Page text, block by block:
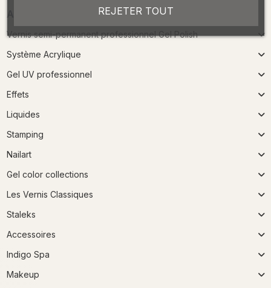
Vernis semi-permanent professionnel Gel Polish
Système Acrylique
Gel UV professionnel
Effets
Liquides
Stamping
Nailart
Gel color collections
Les Vernis Classiques
Staleks
Accessoires
Indigo Spa
Makeup
REJETER TOUT